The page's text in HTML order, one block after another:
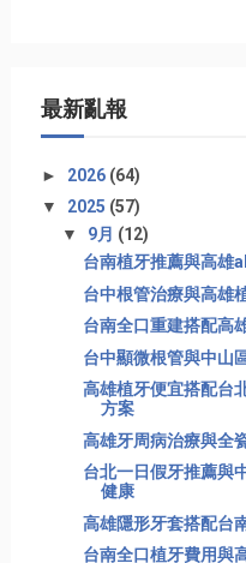
最新亂報
► 2026 (64)
▼ 2025 (57)
▼ 9月 (12)
台南植牙推薦與高雄
台中根管治療與高雄
台南全口重建搭配高
台中顯微根管與中山
高雄植牙便宜搭配台
方案
高雄牙周病治療與全
台北一日假牙推薦與
健康
高雄隱形牙套搭配台
台南全口植牙費用與